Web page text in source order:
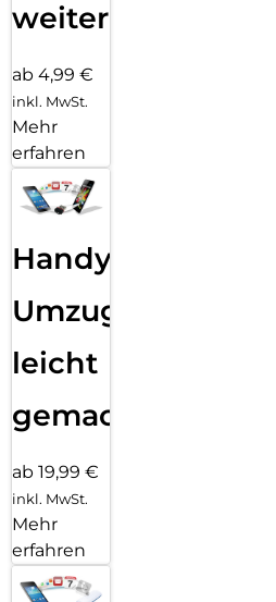
weiter
ab 4,99 €
inkl. MwSt.
Mehr
erfahren
Handy
Umzug
leicht
gemacht!
ab 19,99 €
inkl. MwSt.
Mehr
erfahren